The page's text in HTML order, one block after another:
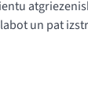
un pat